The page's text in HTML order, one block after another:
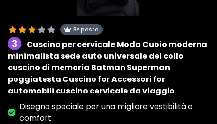
3° posto
3
Cuscino per cervicale Moda Cuoio moderna
minimalista sede auto universale del collo
cuscino di memoria Batman Superman
poggiatesta Cuscino for Accessori for
automobili cuscino cervicale da viaggio
Disegno speciale per una migliore vestibilità e
comfort